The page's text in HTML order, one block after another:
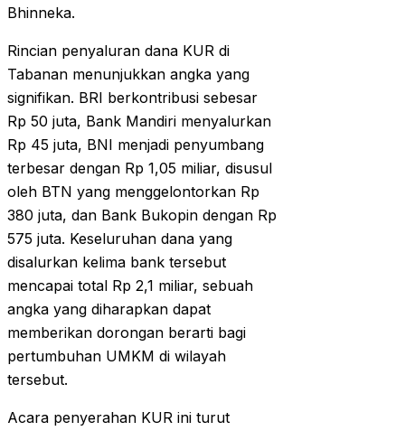
Bhinneka.
Rincian penyaluran dana KUR di
Tabanan menunjukkan angka yang
signifikan. BRI berkontribusi sebesar
Rp 50 juta, Bank Mandiri menyalurkan
Rp 45 juta, BNI menjadi penyumbang
terbesar dengan Rp 1,05 miliar, disusul
oleh BTN yang menggelontorkan Rp
380 juta, dan Bank Bukopin dengan Rp
575 juta. Keseluruhan dana yang
disalurkan kelima bank tersebut
mencapai total Rp 2,1 miliar, sebuah
angka yang diharapkan dapat
memberikan dorongan berarti bagi
pertumbuhan UMKM di wilayah
tersebut.
Acara penyerahan KUR ini turut